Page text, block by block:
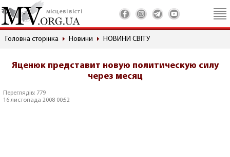
місцеві вісті
Головна сторінка Новини НОВИНИ СВІТУ
Яценюк представит новую политическую силу
через месяц
Переглядів: 779
16 листопада 2008 00:52